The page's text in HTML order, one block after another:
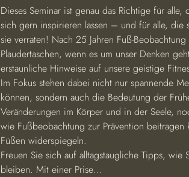
Dieses Seminar ist genau das Richtige für
sich gern inspirieren lassen – und für alle, die
sie verraten! Nach 25 Jahren Fuß-
Plaudertaschen, wenn es um unser Denken
erstaunliche Hinweise auf unsere geistige
Im Fokus stehen dabei nicht nur spannende
können, sondern auch die Bedeutung der
Veränderungen im Körper und in der Seele,
wie Fußbeobachtung zur Prävention
Füßen widerspiegeln.
Freuen Sie sich auf alltagstaugliche Tipps,
bleiben. Mit einer Prise…